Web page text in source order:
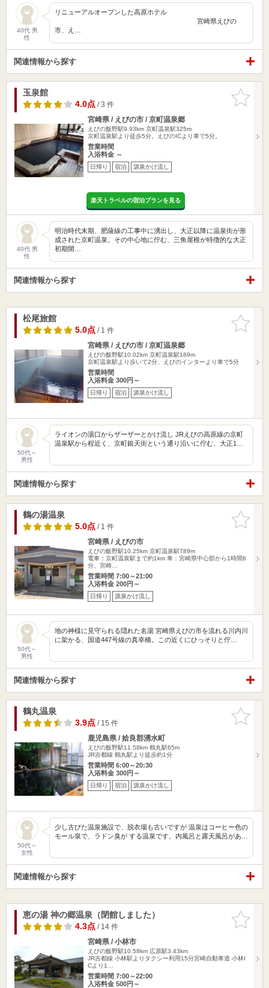
40代 男
性
リニューアルオープンした高原ホテル
宮崎県えびの
市、え…
関連情報から探す
お気に入
りに追加
玉泉館
4.0点/ 3 件
宮崎県 / えびの市 / 京町温泉郷
えびの飯野駅9.93km 京町温泉駅325m
京町温泉駅より徒歩5分。えびのICより車で5分。
営業時間
入浴料金 ～
日帰り 宿泊 源泉かけ流し
楽天トラベルの宿泊プランを見る
40代 男
性
明治時代末期、肥薩線の工事中に湧出し、大正以降に温泉街が形
成された京町温泉。その中心地に佇む、三角屋根が特徴的な大正
初期開…
関連情報から探す
お気に入
りに追加
松尾旅館
5.0点/ 1 件
宮崎県 / えびの市 / 京町温泉郷
えびの飯野駅10.02km 京町温泉駅189m
京町温泉駅より歩いて2分、えびのインターより車で5分
営業時間
入浴料金 300円～
日帰り 宿泊 源泉かけ流し
50代～
男性
ライオンの湯口からザーザーとかけ流し JRえびの高原線の京町
温泉駅から程近く、京町銀天街という通り沿いに佇む、大正1…
関連情報から探す
お気に入
りに追加
鶴の湯温泉
5.0点/ 1 件
宮崎県 / えびの市
えびの飯野駅10.25km 京町温泉駅789m
電車：京町温泉駅まで約1km 車：宮崎県中心部から1時間8
分、宮崎…
営業時間 7:00～21:00
入浴料金 200円～
日帰り 源泉かけ流し
50代～
男性
地の神様に見守られる隠れた名湯 宮崎県えびの市を流れる川内川
に架かる、国道447号線の真幸橋。この近くにひっそりと佇…
関連情報から探す
お気に入
りに追加
鶴丸温泉
3.9点/ 15 件
鹿児島県 / 姶良郡湧水町
えびの飯野駅11.58km 鶴丸駅65m
JR吉都線 鶴丸駅より徒歩約1分
営業時間 6:00～20:30
入浴料金 300円～
日帰り 宿泊 源泉かけ流し
50代～
女性
少し古びた温泉施設で、脱衣場も古いですが 温泉はコーヒー色の
モール泉で、ラドン臭が する温泉です。内風呂と露天風呂があ…
関連情報から探す
お気に入
りに追加
恵の湯 神の郷温泉（閉館しました）
4.3点/ 14 件
宮崎県 / 小林市
えびの飯野駅10.58km 広原駅3.43km
JR吉都線 小林駅よりタクシー利用15分宮崎自動車道 小林I
Cより1…
営業時間 7:00～22:00
入浴料金 500円～